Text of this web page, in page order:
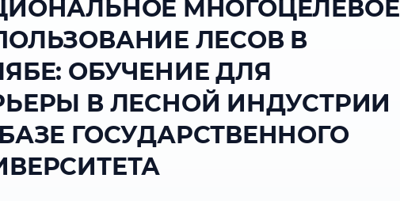
МНОГОЦЕЛЕВОЕ
ЛЕСОВ В
ОБУЧЕНИЕ ДЛЯ
В ЛЕСНОЙ ИНДУСТРИИ
ГОСУДАРСТВЕННОГО